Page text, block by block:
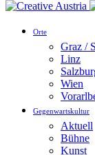
Orte
Graz /
Linz
Wien
Gegenwartskultur
Aktuell
Bühne
Kunst